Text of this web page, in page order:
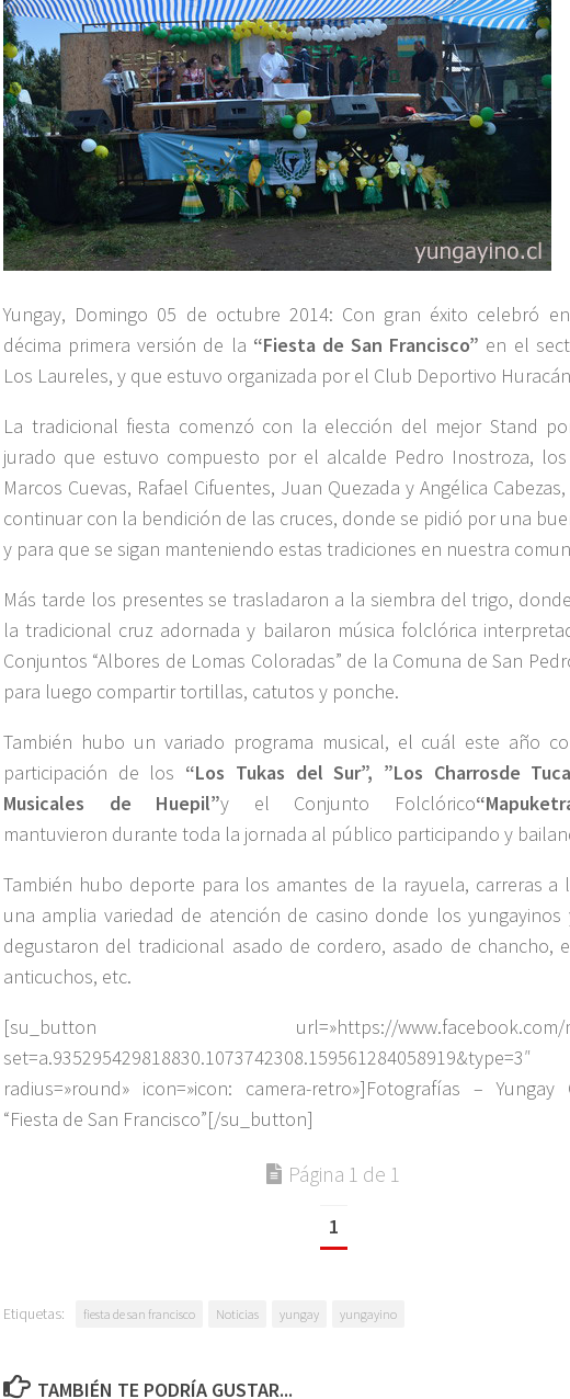
Yungay, Domingo 05 de octubre 2014: Con gran éxito celebró
décima primera versión de la “Fiesta de San Francisco” en el
Los Laureles, y que estuvo organizada por el Club Deportivo
La tradicional fiesta comenzó con la elección del mejor Stand
jurado que estuvo compuesto por el alcalde Pedro Inostroza, los
Marcos Cuevas, Rafael Cifuentes, Juan Quezada y Angélica
continuar con la bendición de las cruces, donde se pidió por una
y para que se sigan manteniendo estas tradiciones en nuestra
Más tarde los presentes se trasladaron a la siembra del trigo,
la tradicional cruz adornada y bailaron música folclórica
Conjuntos “Albores de Lomas Coloradas” de la Comuna de San
para luego compartir tortillas, catutos y ponche.
También hubo un variado programa musical, el cuál este año
participación de los “Los Tukas del Sur”, ”Los Charrosde
Musicales de Huepil”y el Conjunto Folclórico
mantuvieron durante toda la jornada al público participando y
También hubo deporte para los amantes de la rayuela, carreras a
una amplia variedad de atención de casino donde los yungayinos
degustaron del tradicional asado de cordero, asado de chancho,
anticuchos, etc.
[su_button url=»https://www.facebook.com/
radius=»round» icon=»icon: camera-retro»]Fotografías –
“Fiesta de San Francisco”[/su_button]
Página 1 de 1
1
Etiquetas: fiesta de san francisco Noticias yungay yungayino
TAMBIÉN TE PODRÍA GUSTAR...